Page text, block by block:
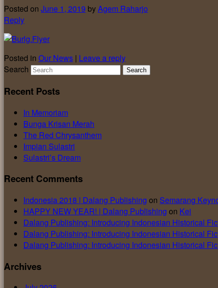
Posted on June 1, 2019 byAgem Raharjo
Reply
Posted in Our News | Leave a reply
Search
Recent Posts
In Memoriam
Bunga Krisan Merah
The Red Chrysanthem
Impian Sulastri
Sulastri’s Dream
Recent Comments
Indonesia 2018 | Dalang Publishing on Semarang
HAPPY NEW YEAR! | Dalang Publishing on Kei
Dalang Publishing: Introducing Indonesian Historical
Dalang Publishing: Introducing Indonesian Historical
Dalang Publishing: Introducing Indonesian Historical
Archives